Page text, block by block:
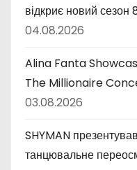
відкриє новий сезон
04.08.2026
Alina Fanta
The Millionaire
03.08.2026
SHYMAN
танцювальне